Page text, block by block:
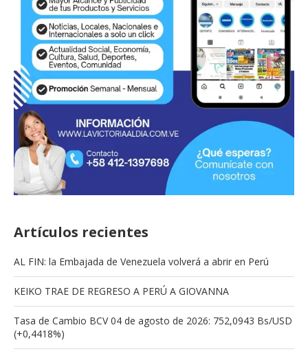
Artículos recientes
AL FIN: la Embajada de Venezuela volverá a abrir en Perú
KEIKO TRAE DE REGRESO A PERÚ A GIOVANNA
Tasa de Cambio BCV 04 de agosto de 2026: 752,0943 Bs/USD
(+0,4418%)